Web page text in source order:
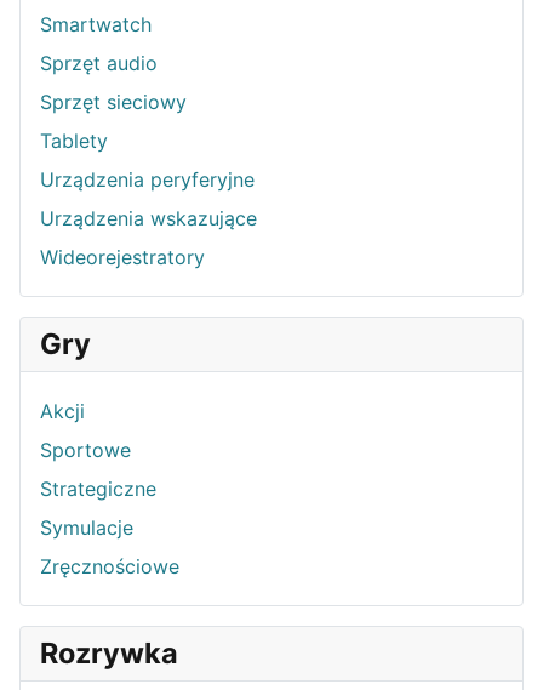
Smartwatch
Sprzęt audio
Sprzęt sieciowy
Tablety
Urządzenia peryferyjne
Urządzenia wskazujące
Wideorejestratory
Gry
Akcji
Sportowe
Strategiczne
Symulacje
Zręcznościowe
Rozrywka